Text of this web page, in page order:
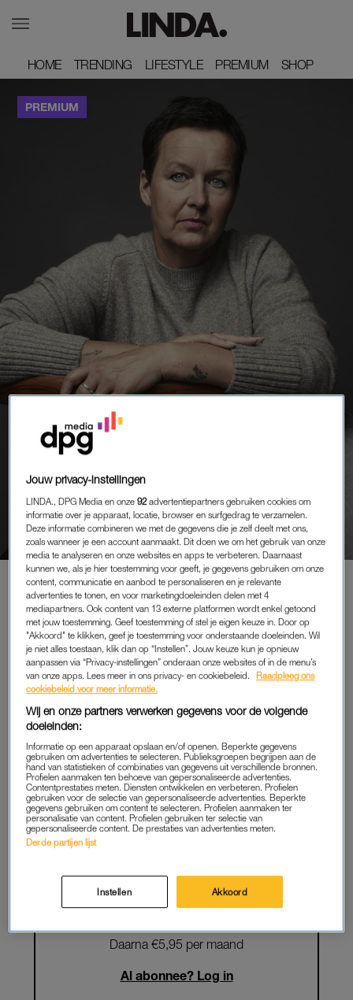
HOME
HOME TRENDING
TRENDING LIFESTYLE
LIFESTYLE PREMIUM
PREMIUM SHOP
SHOP
PORTRETTEN
JE KIND VERLIEZEN NA EEN
VERKEERDE XTC-PIL: ‘DE PIJN
VAN HET GEMIS WORDT
ALLEEN MAAR ERGER'
PREMIUM
LEES VERDER MET
PREMIUM
Krijg onbeperkt toegang tot alle
artikelen
Lees LINDA.magazine online
Geniet van te gekke winacties en
lekkere puzzels
START GRATIS MAAND
Daarna €5,95 per maand
Al abonnee? Log in
Jouw privacy-instellingen
LINDA., DPG Media en onze92 advertentiepartners gebruiken cookies om
informatie over je apparaat, locatie, browser en surfgedrag te verzamelen.
Deze informatie combineren we met de gegevens die je zelf deelt met ons,
zoals wanneer je een account aanmaakt. Dit doen we om het gebruik van onze
media te analyseren en onze websites en apps te verbeteren. Daarnaast
kunnen we, als je hier toestemming voor geeft, je gegevens gebruiken om onze
content, communicatie en aanbod te personaliseren en je relevante
advertenties te tonen, en voor marketingdoeleinden delen met 4
mediapartners. Ook content van 13 externe platformen wordt enkel getoond
met jouw toestemming. Geef toestemming of stel je eigen keuze in. Door op
"Akkoord" te klikken, geef je toestemming voor onderstaande doeleinden. Wil
je niet alles toestaan, klik dan op “Instellen”. Jouw keuze kun je opnieuw
aanpassen via “Privacy-instellingen” onderaan onze websites of in de menu’s
van onze apps. Lees meer in ons privacy- en cookiebeleid.
Raadpleeg ons
cookiebeleid voor meer informatie.
Wij en onze partners verwerken gegevens voor de volgende
doeleinden:
Informatie op een apparaat opslaan en/of openen. Beperkte gegevens
gebruiken om advertenties te selecteren. Publieksgroepen begrijpen aan de
hand van statistieken of combinaties van gegevens uit verschillende bronnen.
Profielen aanmaken ten behoeve van gepersonaliseerde advertenties.
Contentprestaties meten. Diensten ontwikkelen en verbeteren. Profielen
gebruiken voor de selectie van gepersonaliseerde advertenties. Beperkte
gegevens gebruiken om content te selecteren. Profielen aanmaken ter
personalisatie van content. Profielen gebruiken ter selectie van
gepersonaliseerde content. De prestaties van advertenties meten.
Derde partijen lijst
Instellen Akkoord